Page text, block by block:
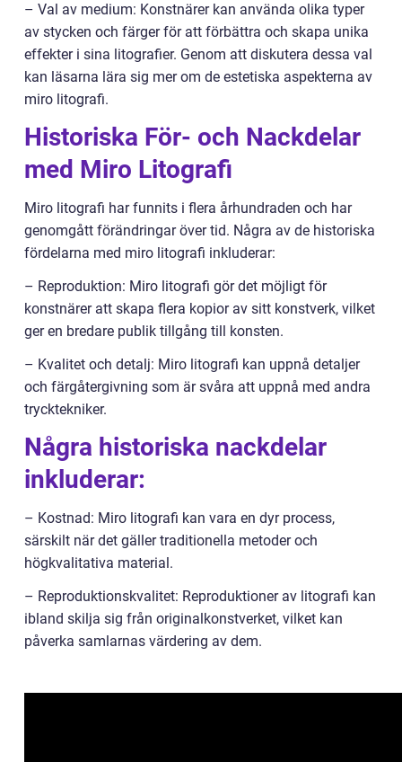
– Val av medium: Konstnärer kan använda olika typer
av stycken och färger för att förbättra och skapa unika
effekter i sina litografier. Genom att diskutera dessa val
kan läsarna lära sig mer om de estetiska aspekterna av
miro litografi.
Historiska För- och Nackdelar
med Miro Litografi
Miro litografi har funnits i flera århundraden och har
genomgått förändringar över tid. Några av de historiska
fördelarna med miro litografi inkluderar:
– Reproduktion: Miro litografi gör det möjligt för
konstnärer att skapa flera kopior av sitt konstverk, vilket
ger en bredare publik tillgång till konsten.
– Kvalitet och detalj: Miro litografi kan uppnå detaljer
och färgåtergivning som är svåra att uppnå med andra
trycktekniker.
Några historiska nackdelar
inkluderar:
– Kostnad: Miro litografi kan vara en dyr process,
särskilt när det gäller traditionella metoder och
högkvalitativa material.
– Reproduktionskvalitet: Reproduktioner av litografi kan
ibland skilja sig från originalkonstverket, vilket kan
påverka samlarnas värdering av dem.